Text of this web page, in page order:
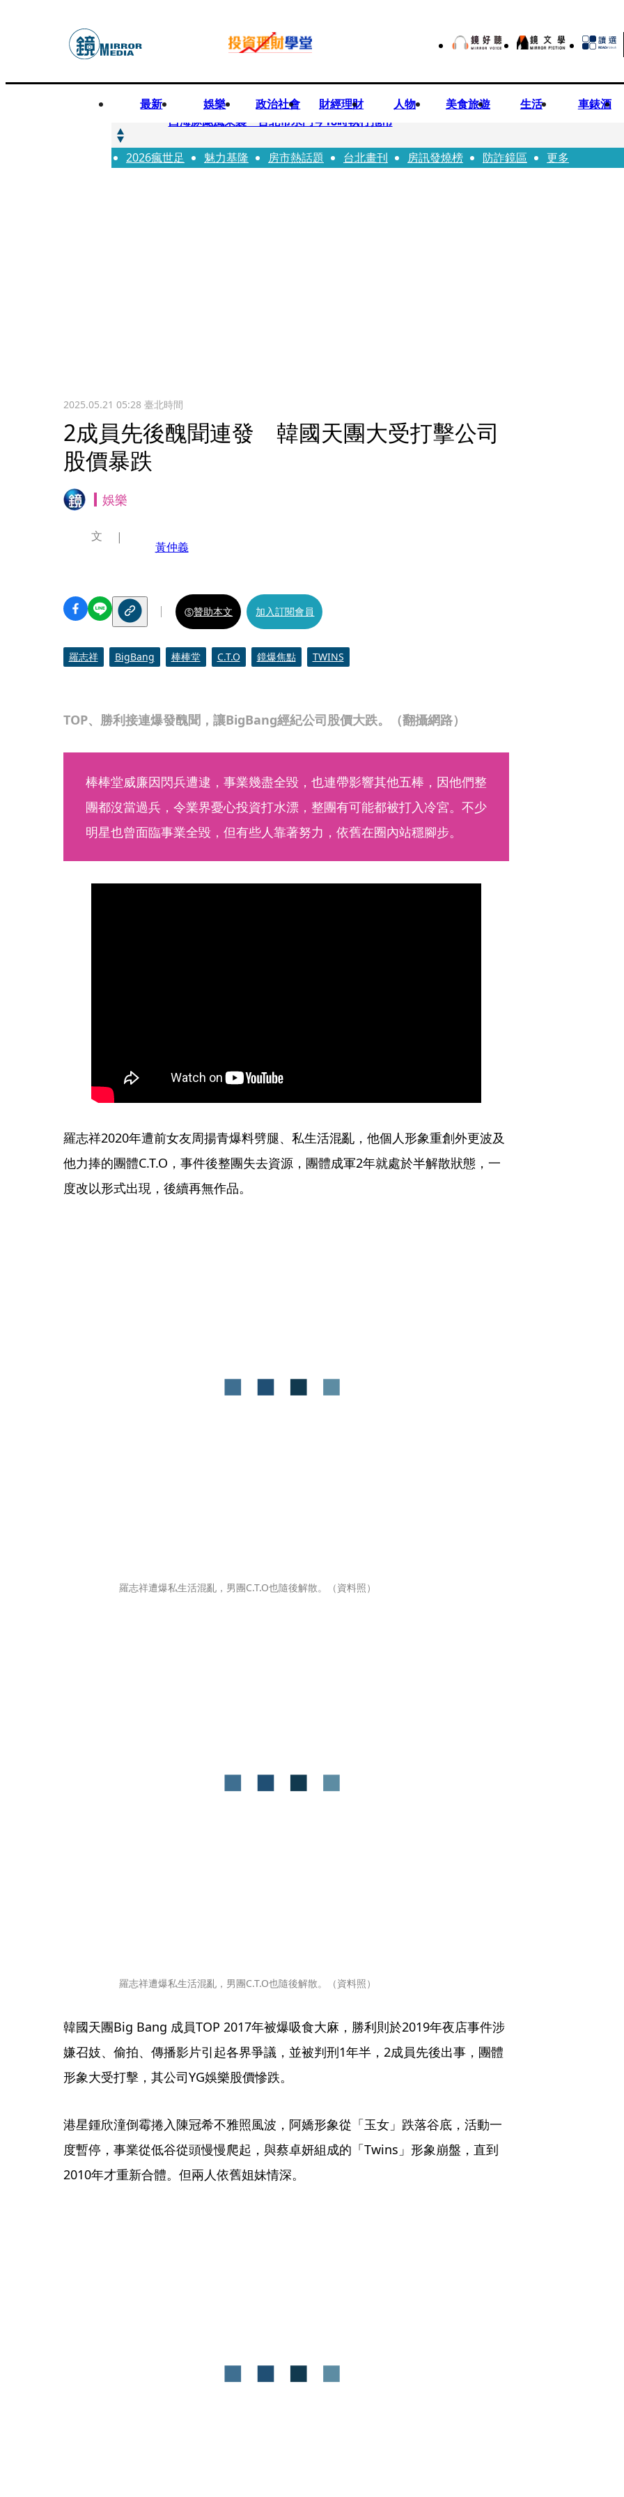
最新 娛樂 政治社會 財經理財 人物 美食旅遊 生活 車錶酒
快訊
白海豚颱風來襲 台北市水門今18時執行拖吊
快訊
AKIRA台北唱到一半突收兒子告白「爸爸I LOVE YOU」 驚喜林志玲同步曝光父親節「披
2026瘋世足 魅力基隆 房市熱話題 台北畫刊 房訊發燒榜 防詐鏡區 更多
2025.05.21 05:28臺北時間
2成員先後醜聞連發 韓國天團大受打擊公司
股價暴跌
娛樂
TOP、勝利接連爆發醜聞，讓BigBang經紀公司股價大跌。（翻攝網路）
文
黃仲義
贊助本文 加入訂閱會員
羅志祥 BigBang 棒棒堂 C.T.O 鏡爆焦點 TWINS
棒棒堂威廉因閃兵遭逮，事業幾盡全毀，也連帶影響其他五棒，因他們整
團都沒當過兵，令業界憂心投資打水漂，整團有可能都被打入冷宮。不少
明星也曾面臨事業全毀，但有些人靠著努力，依舊在圈內站穩腳步。
羅志祥2020年遭前女友周揚青爆料劈腿、私生活混亂，他個人形象重創外更波及
他力捧的團體C.T.O，事件後整團失去資源，團體成軍2年就處於半解散狀態，一
度改以形式出現，後續再無作品。
羅志祥遭爆私生活混亂，男團C.T.O也隨後解散。（資料照）
羅志祥遭爆私生活混亂，男團C.T.O也隨後解散。（資料照）
韓國天團Big Bang 成員TOP 2017年被爆吸食大麻，勝利則於2019年夜店事件涉
嫌召妓、偷拍、傳播影片引起各界爭議，並被判刑1年半，2成員先後出事，團體
形象大受打擊，其公司YG娛樂股價慘跌。
港星鍾欣潼倒霉捲入陳冠希不雅照風波，阿嬌形象從「玉女」跌落谷底，活動一
度暫停，事業從低谷從頭慢慢爬起，與蔡卓妍組成的「Twins」形象崩盤，直到
2010年才重新合體。但兩人依舊姐妹情深。